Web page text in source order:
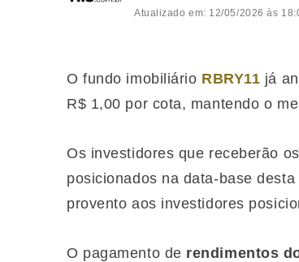
Atualizado em: 12/05/2026 às
O fundo imobiliário RBRY11 já
R$ 1,00 por cota, mantendo o
Os investidores que receberão
posicionados na data-base
provento aos investidores
O pagamento de rendimentos